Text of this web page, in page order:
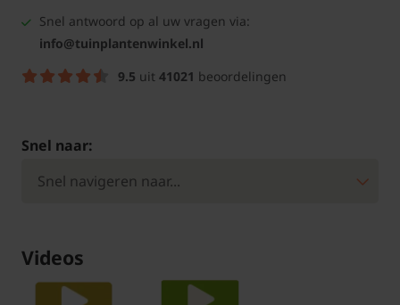
Snel antwoord op al uw vragen via:
info@tuinplantenwinkel.nl
9.5 uit 41021 beoordelingen
Snel naar:
Videos